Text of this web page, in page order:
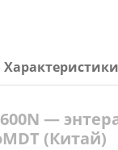
Характеристики
600N —
(Китай)